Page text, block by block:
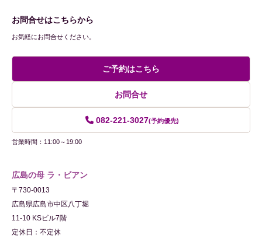
お問合せはこちらから
お気軽にお問合せください。
ご予約はこちら
お問合せ
082-221-3027(予約優先)
営業時間：11:00～19:00
広島の母 ラ・ビアン
〒730-0013
広島県広島市中区八丁堀
11-10 KSビル7階
定休日：不定休